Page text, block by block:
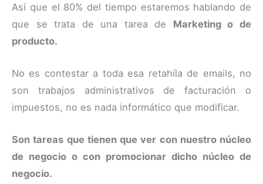
Así que el 80% del tiempo estaremos hablando de
que se trata de una tarea de Marketing o de
producto.
No es contestar a toda esa retahíla de emails, no
son trabajos administrativos de facturación o
impuestos, no es nada informático que modificar.
Son tareas que tienen que ver con nuestro núcleo
de negocio o con promocionar dicho núcleo de
negocio.